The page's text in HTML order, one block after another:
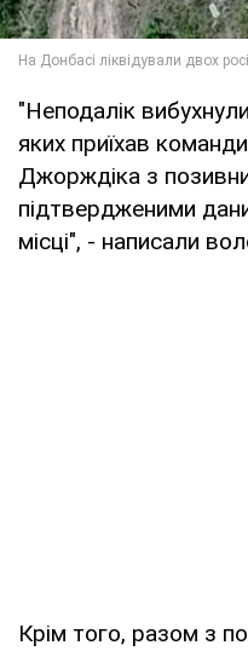
"Неподалік
яких приїхав
Джорждіка з
підтвердженими
місці", - написали
Крім того, разом з